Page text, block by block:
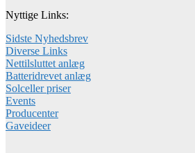
Nyttige Links:
Sidste Nyhedsbrev
Diverse Links
Nettilsluttet anlæg
Batteridrevet anlæg
Solceller priser
Events
Producenter
Gaveideer